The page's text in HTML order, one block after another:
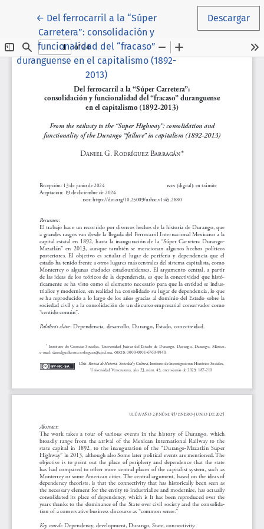
← Volver a los detalles del artículo
Del ferrocarril a la “Súper
Carretera”: consolidación y
funcionalidad del “fracaso”
duranguense en el capitalismo (1892-
2013)
Descargar